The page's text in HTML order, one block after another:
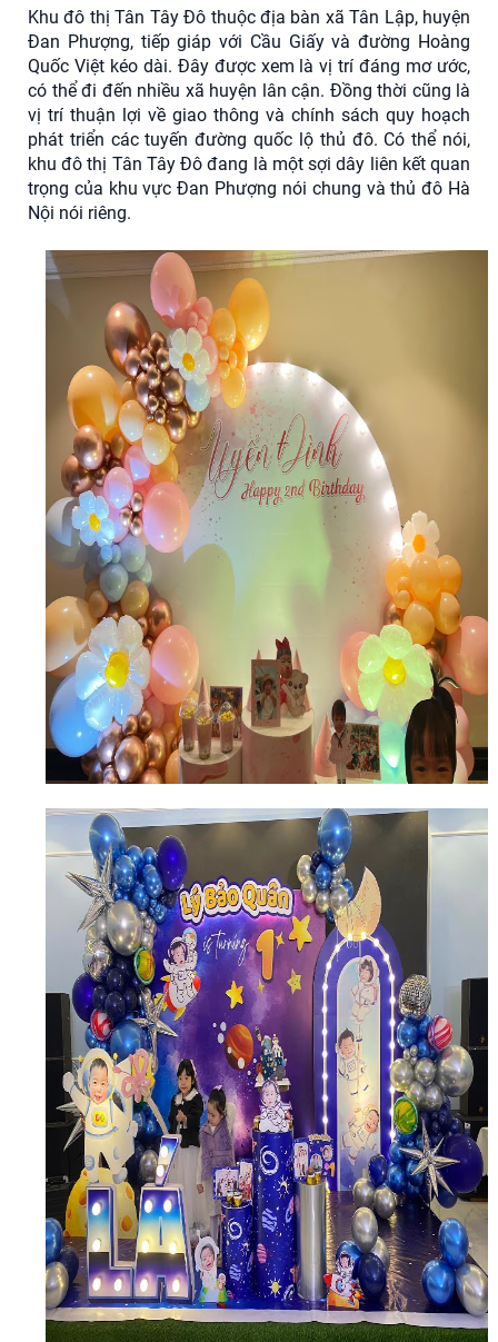
Khu đô thị Tân Tây Đô thuộc địa bàn xã Tân Lập, huyện
Đan Phượng, tiếp giáp với Cầu Giấy và đường Hoàng
Quốc Việt kéo dài. Đây được xem là vị trí đáng mơ ước,
có thể đi đến nhiều xã huyện lân cận. Đồng thời cũng là
vị trí thuận lợi về giao thông và chính sách quy hoạch
phát triển các tuyến đường quốc lộ thủ đô. Có thể nói,
khu đô thị Tân Tây Đô đang là một sợi dây liên kết quan
trọng của khu vực Đan Phượng nói chung và thủ đô Hà
Nội nói riêng.